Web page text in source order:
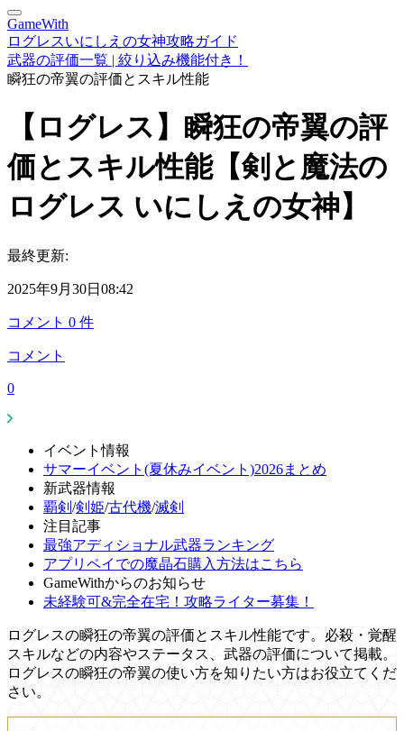
GameWith
ログレスいにしえの女神攻略ガイド
武器の評価一覧 | 絞り込み機能付き！
瞬狂の帝翼の評価とスキル性能
【ログレス】瞬狂の帝翼の評
価とスキル性能【剣と魔法の
ログレス いにしえの女神】
最終更新:
2025年9月30日08:42
コメント 0 件
コメント
0
イベント情報
サマーイベント(夏休みイベント)2026まとめ
新武器情報
覇剣 /剣姫/古代機/滅剣
注目記事
最強アディショナル武器ランキング
アプリペイでの魔晶石購入方法はこちら
GameWithからのお知らせ
未経験可&完全在宅！攻略ライター募集！
ログレスの瞬狂の帝翼の評価とスキル性能です。必殺・覚醒
スキルなどの内容やステータス、武器の評価について掲載。
ログレスの瞬狂の帝翼の使い方を知りたい方はお役立てくだ
さい。